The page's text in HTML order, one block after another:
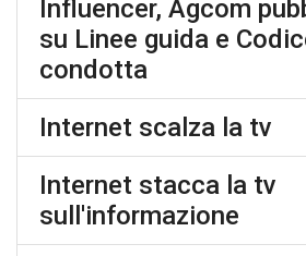
Influencer, Agcom
su Linee guida e
condotta
Internet scalza la tv
Internet stacca la tv
sull'informazione